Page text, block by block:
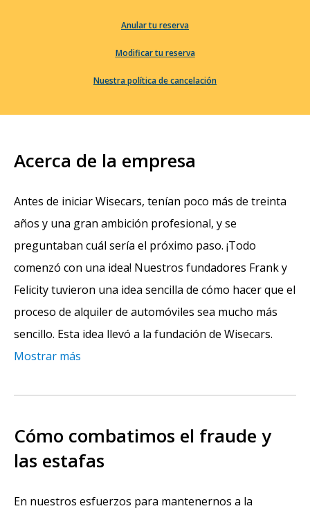
Anular tu reserva
Modificar tu reserva
Nuestra política de cancelación
Acerca de la empresa
Antes de iniciar Wisecars, tenían poco más de treinta
años y una gran ambición profesional, y se
preguntaban cuál sería el próximo paso. ¡Todo
comenzó con una idea! Nuestros fundadores Frank y
Felicity tuvieron una idea sencilla de cómo hacer que el
proceso de alquiler de automóviles sea mucho más
sencillo. Esta idea llevó a la fundación de Wisecars.
Mostrar más
Cómo combatimos el fraude y
las estafas
En nuestros esfuerzos para mantenernos a la